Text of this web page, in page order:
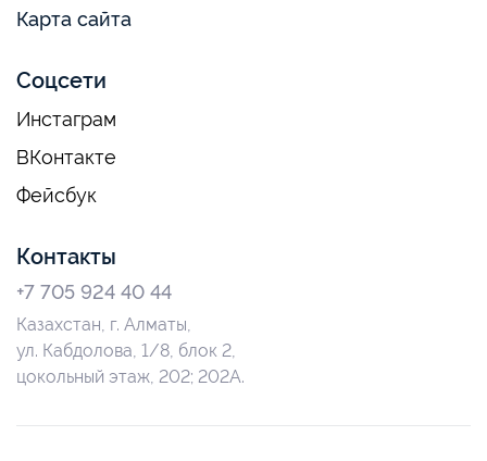
Карта сайта
Соцсети
Инстаграм
ВКонтакте
Фейсбук
Контакты
+7 705 924 40 44
Казахстан, г. Алматы,
ул. Кабдолова, 1/8, блок 2,
цокольный этаж, 202; 202А.